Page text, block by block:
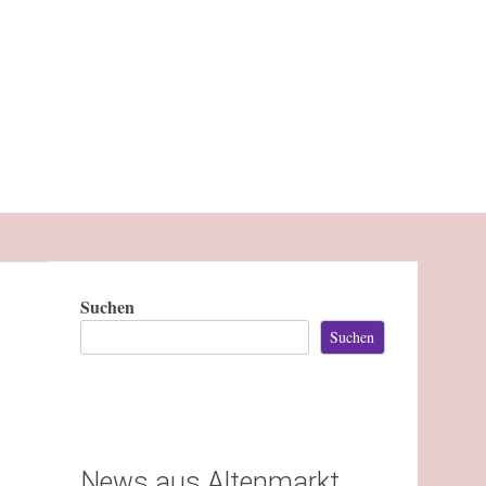
Suchen
Suchen